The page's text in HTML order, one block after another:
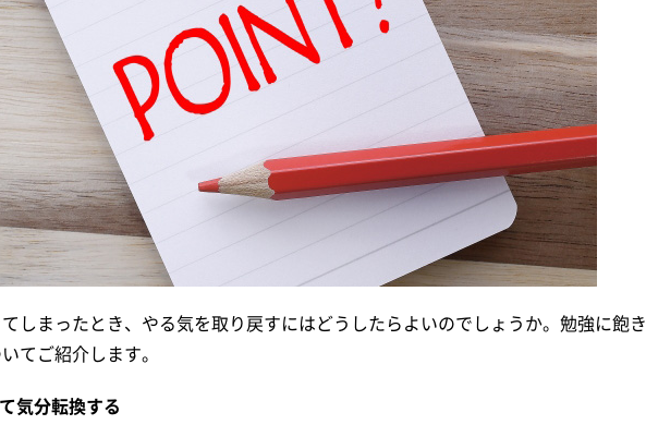
しまったとき、やる気を取り戻すにはどうしたらよいのでしょうか。勉強に飽き
てご紹介します。
気分転換する